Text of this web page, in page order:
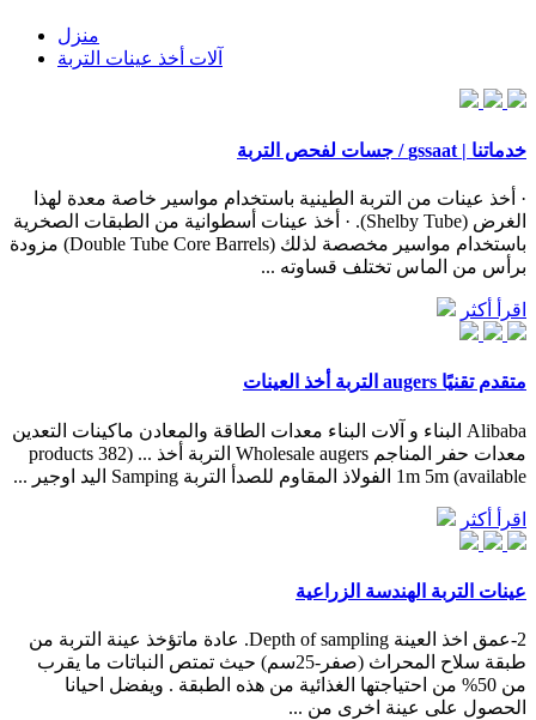
منزل
آلات أخذ عينات التربة
خدماتنا | gssaat / جسات لفحص التربة
· أخذ عينات من التربة الطينية باستخدام مواسير خاصة معدة لهذا
الغرض (Shelby Tube). · أخذ عينات أسطوانية من الطبقات الصخرية
باستخدام مواسير مخصصة لذلك (Double Tube Core Barrels) مزودة
برأس من الماس تختلف قساوته ...
اقرأ أكثر
متقدم تقنيًا augers التربة أخذ العينات
Alibaba البناء و آلات البناء معدات الطاقة والمعادن ماكينات التعدين
معدات حفر المناجم Wholesale augers التربة أخذ ... (382 products
available) 1m 5m الفولاذ المقاوم للصدأ التربة Samping اليد اوجير ...
اقرأ أكثر
عينات التربة الهندسة الزراعية
2-عمق اخذ العينة Depth of sampling. عادة ماتؤخذ عينة التربة من
طبقة سلاح المحراث (صفر-25سم) حيث تمتص النباتات ما يقرب
من 50% من احتياجتها الغذائية من هذه الطبقة . ويفضل احيانا
الحصول على عينة اخرى من ...